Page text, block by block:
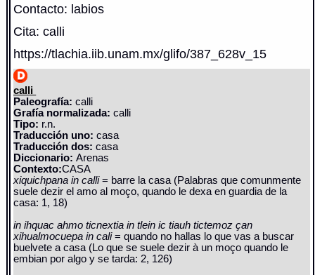
Contacto: labios
Cita: calli
https://tlachia.iib.unam.mx/glifo/387_628v_15
calli
Paleografía: calli
Grafía normalizada: calli
Tipo: r.n.
Traducción uno: casa
Traducción dos: casa
Diccionario:Arenas
Contexto:CASA
xiquichpana in calli= barre la casa (Palabras que comunmente
suele dezir el amo al moço, quando le dexa en guardia de la
casa: 1, 18)
in ihquac ahmo ticnextia in tlein ic tiauh tictemoz çan
xihualmocuepa in cali= quando no hallas lo que vas a buscar
buelvete a casa (Lo que se suele dezir à un moço quando le
embian por algo y se tarda: 2, 126)